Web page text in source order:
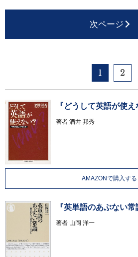
次ページ
1 2
『どうして英語が使
著者 酒井 邦秀
AMAZONで購入する
『英単語のあぶない常
著者 山岡 洋一